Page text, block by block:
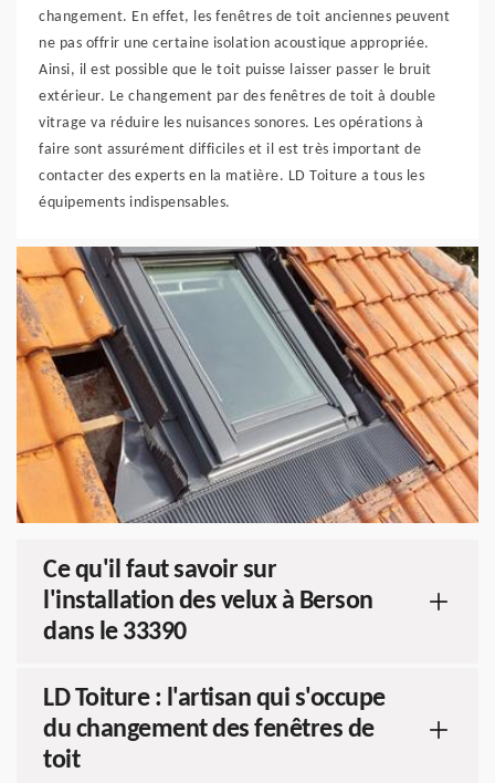
changement. En effet, les fenêtres de toit anciennes peuvent
ne pas offrir une certaine isolation acoustique appropriée.
Ainsi, il est possible que le toit puisse laisser passer le bruit
extérieur. Le changement par des fenêtres de toit à double
vitrage va réduire les nuisances sonores. Les opérations à
faire sont assurément difficiles et il est très important de
contacter des experts en la matière. LD Toiture a tous les
équipements indispensables.
Ce qu'il faut savoir sur
l'installation des velux à Berson
dans le 33390
LD Toiture : l'artisan qui s'occupe
du changement des fenêtres de
toit